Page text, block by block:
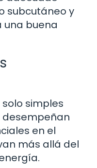
subcutáneo y
una buena
simples
en el
más allá del